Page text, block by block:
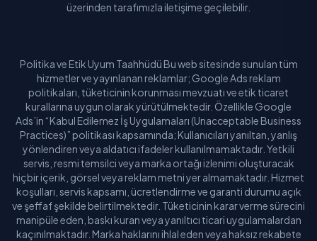
üzerinden tarafımızla iletişime geçilebilir.
Politika ve Etik Uyum Taahhüdü Bu web sitesinde sunulan tüm
hizmetler ve yayınlanan reklamlar; Google Ads reklam
politikaları, tüketicinin korunması mevzuatı ve etik ticaret
kurallarına uygun olarak yürütülmektedir. Özellikle Google
Ads’in “Kabul Edilemez İş Uygulamaları (Unacceptable Business
Practices)” politikası kapsamında; Kullanıcıları yanıltan, yanlış
yönlendiren veya aldatıcı ifadeler kullanılmamaktadır. Yetkili
servis, resmi temsilci veya marka ortağı izlenimi oluşturacak
hiçbir içerik, görsel veya reklam metni yer almamaktadır. Hizmet
koşulları, servis kapsamı, ücretlendirme ve garanti durumu açık
ve şeffaf şekilde belirtilmektedir. Tüketicinin karar verme sürecini
manipüle eden, baskı kuran veya yanıltıcı ticari uygulamalardan
kaçınılmaktadır. Marka haklarını ihlal eden veya haksız rekabete